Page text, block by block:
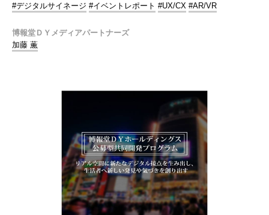
#デジタルサイネージ #イベントレポート #UX/CX #AR/VR
博報堂ＤＹメディアパートナーズ
加藤 薫